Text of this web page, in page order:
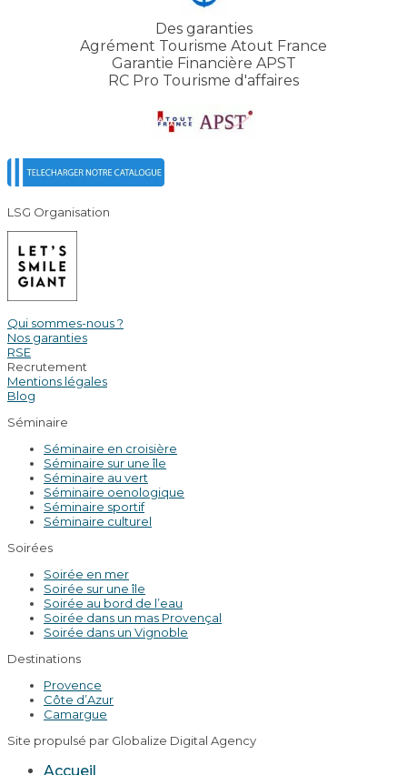
Des garanties
Agrément Tourisme Atout France
Garantie Financière APST
RC Pro Tourisme d'affaires
LSG Organisation
Qui sommes-nous ?
Nos garanties
RSE
Recrutement
Mentions légales
Blog
Séminaire
Séminaire en croisière
Séminaire sur une île
Séminaire au vert
Séminaire oenologique
Séminaire sportif
Séminaire culturel
Soirées
Soirée en mer
Soirée sur une île
Soirée au bord de l’eau
Soirée dans un mas Provençal
Soirée dans un Vignoble
Destinations
Provence
Côte d’Azur
Camargue
Site propulsé par Globalize Digital Agency
Accueil